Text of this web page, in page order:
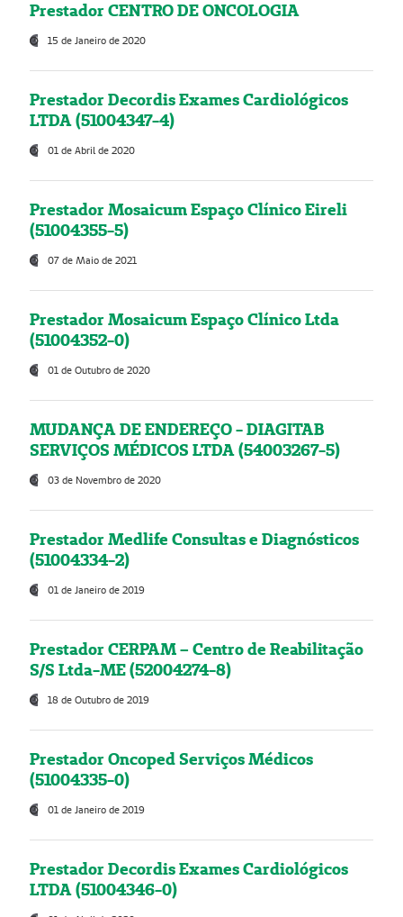
Prestador CENTRO DE ONCOLOGIA
15 de Janeiro de 2020
Prestador Decordis Exames Cardiológicos
LTDA (51004347-4)
01 de Abril de 2020
Prestador Mosaicum Espaço Clínico Eireli
(51004355-5)
07 de Maio de 2021
Prestador Mosaicum Espaço Clínico Ltda
(51004352-0)
01 de Outubro de 2020
MUDANÇA DE ENDEREÇO - DIAGITAB
SERVIÇOS MÉDICOS LTDA (54003267-5)
03 de Novembro de 2020
Prestador Medlife Consultas e Diagnósticos
(51004334-2)
01 de Janeiro de 2019
Prestador CERPAM – Centro de Reabilitação
S/S Ltda-ME (52004274-8)
18 de Outubro de 2019
Prestador Oncoped Serviços Médicos
(51004335-0)
01 de Janeiro de 2019
Prestador Decordis Exames Cardiológicos
LTDA (51004346-0)